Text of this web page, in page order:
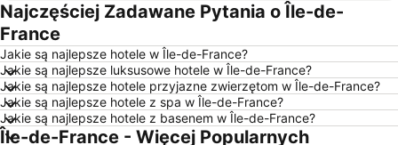
Hotele — Gdynia
Hotele — Poznań
Hotele — Rzym
Hotele — Wisła
Hotele — Barcelona
Hotele — Szczawnica
Hotele — Szczyrk
Hotele — Rewal
Hotele — Malta
Hotele — Wybrzeże Bałtyckie
Hotele — wybrzeże Chorwacji
Najczęściej Zadawane Pytania o Île-de-
France
Jakie są najlepsze hotele w Île-de-France?
Jakie są najlepsze luksusowe hotele w Île-de-France?
Jakie są najlepsze hotele przyjazne zwierzętom w Île-de-France?
Jakie są najlepsze hotele z spa w Île-de-France?
Jakie są najlepsze hotele z basenem w Île-de-France?
Île-de-France - Więcej Popularnych